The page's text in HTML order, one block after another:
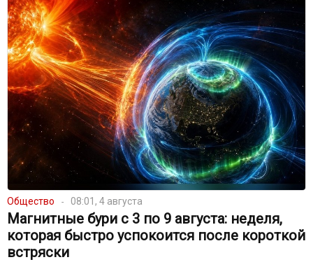
Общество 08:01, 4 августа
Магнитные бури с 3 по 9 августа: неделя,
которая быстро успокоится после короткой
встряски